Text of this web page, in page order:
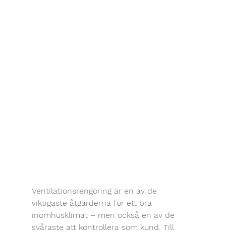
Ventilationsrengöring är en av de
viktigaste åtgärderna för ett bra
inomhusklimat – men också en av de
svåraste att kontrollera som kund. Till